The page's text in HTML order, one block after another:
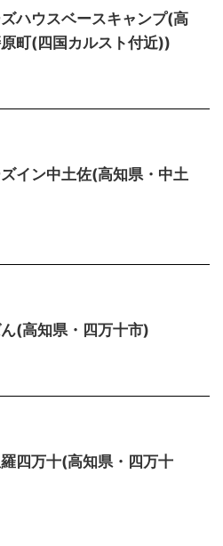
ハウスベースキャンプ(高
町(四国カルスト付近))
イン中土佐(高知県・中土
(高知県・四万十市)
四万十(高知県・四万十